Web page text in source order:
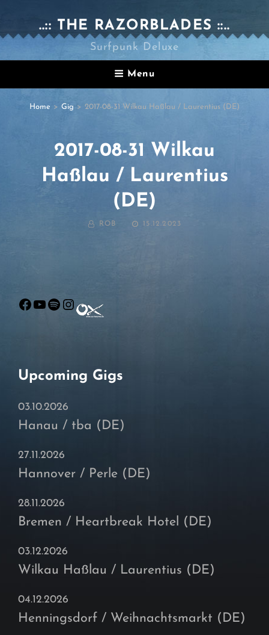
..:: THE RAZORBLADES ::..
Surfpunk Deluxe
Menu
Home > Gig > 2017-08-31 Wilkau Haßlau / Laurentius (DE)
2017-08-31 Wilkau
Haßlau / Laurentius
(DE)
BY ROB
POSTED
15.12.2023
Facebook
YouTube
Spotify
Instagram
Upcoming Gigs
03.10.2026
Hanau / tba (DE)
27.11.2026
Hannover / Perle (DE)
28.11.2026
Bremen / Heartbreak Hotel (DE)
03.12.2026
Wilkau Haßlau / Laurentius (DE)
04.12.2026
Henningsdorf / Weihnachtsmarkt (DE)